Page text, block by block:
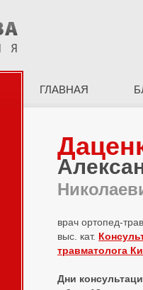
ГЛАВНАЯ
врач ортопед-
выс. кат.
травматолога
Дни